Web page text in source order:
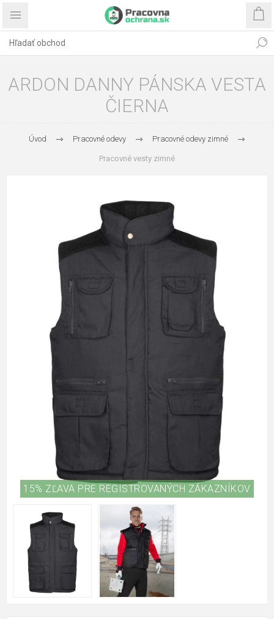
ARDON DANNY PÁNSKA VESTA
ČIERNA
Úvod Pracovné odevy Pracovné odevy zimné
Pracovné vesty zimné
15% ZĽAVA PRE REGISTROVANÝCH ZÁKAZNÍKOV